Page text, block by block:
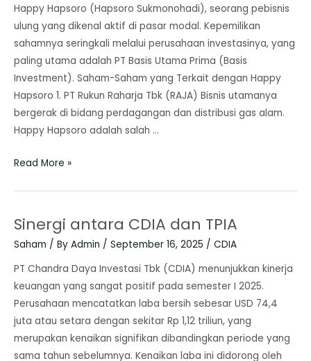
Happy Hapsoro (Hapsoro Sukmonohadi), seorang pebisnis
ulung yang dikenal aktif di pasar modal. Kepemilikan
sahamnya seringkali melalui perusahaan investasinya, yang
paling utama adalah PT Basis Utama Prima (Basis
Investment). ​Saham-Saham yang Terkait dengan Happy
Hapsoro ​1. PT Rukun Raharja Tbk (RAJA) Bisnis utamanya
bergerak di bidang perdagangan dan distribusi gas alam.
Happy Hapsoro adalah salah …
Read More »
Sinergi antara CDIA dan TPIA
Saham / By Admin / September 16, 2025 / CDIA
​PT Chandra Daya Investasi Tbk (CDIA) menunjukkan kinerja
keuangan yang sangat positif pada semester I 2025.
Perusahaan mencatatkan laba bersih sebesar USD 74,4
juta atau setara dengan sekitar Rp 1,12 triliun, yang
merupakan kenaikan signifikan dibandingkan periode yang
sama tahun sebelumnya. ​Kenaikan laba ini didorong oleh